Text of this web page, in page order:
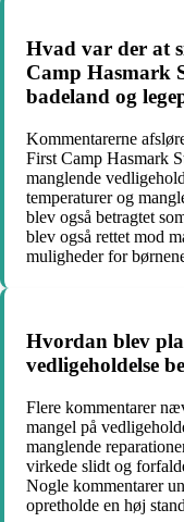
Hvad var der at
Camp Hasmark
badeland og
Kommentarerne
First Camp Hasmark
manglende
temperaturer og
blev også betragtet
blev også rettet mod
muligheder for
Hvordan blev
vedligeholdelse
Flere kommentarer
mangel på
manglende
virkede slidt og
Nogle kommentarer
opretholde en høj